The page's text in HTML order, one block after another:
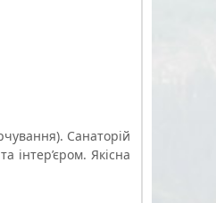
Санаторій
інтер’єром. Якісна